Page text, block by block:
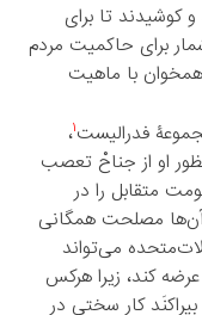
کوشیدند تا برای
برای حاکمیت مردم
همخوان با ماهیت
۱،
او از جناحْ تعصب
متقابل را در
مصلحت همگانی
می‌تواند
کند، زیرا هرکس
کار سختی در